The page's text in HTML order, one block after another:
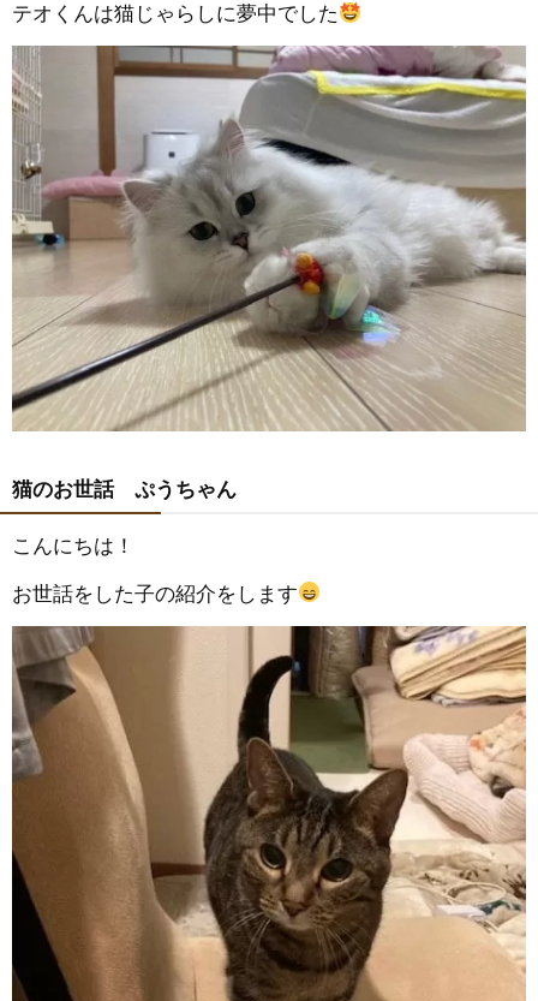
テオくんは猫じゃらしに夢中でした
猫のお世話 ぷうちゃん
こんにちは！
お世話をした子の紹介をします